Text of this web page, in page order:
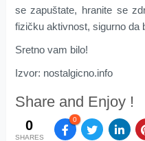
se zapuštate, hranite se
fizičku aktivnost, sigurno da
Sretno vam bilo!
Izvor: nostalgicno.info
Share and Enjoy !
0
SHARES
0